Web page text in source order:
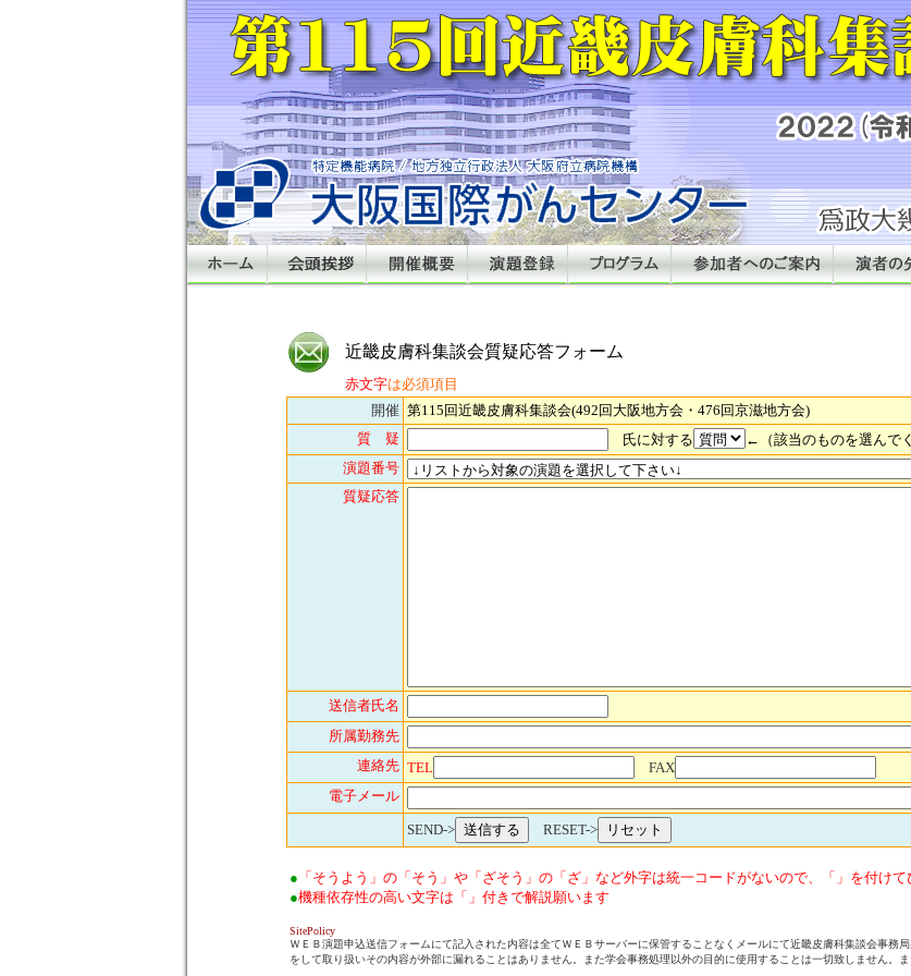
近畿皮膚科集談会質疑応答フォーム
赤文字は必須項目
開催 第115回近畿皮膚科集談会(492回大阪地方会・476回京滋地方会)
質 疑
氏に対する
←（該当のものを選んで
演題番号
質疑応答
送信者氏名
所属勤務先
連絡先 TEL
FAX
電子メール
SEND-> RESET->
● 「そうよう」の「そう」や「ざそう」の「ざ」など外字は統一コードがないので、「」を付け
●機種依存性の高い文字は「」付きで解説願います
SitePolicy
ＷＥＢ演題申込送信フォームにて記入された内容は全てＷＥＢサーバーに保管することなくメールにて近畿皮膚科集談会事務
をして取り扱いその内容が外部に漏れることはありません。また学会事務処理以外の目的に使用することは一切致しません。